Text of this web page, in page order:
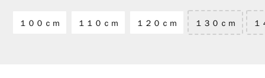
１００ｃｍ １１０ｃｍ １２０ｃｍ １３０ｃｍ １